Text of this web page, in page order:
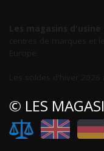
Les magasins d'usine
centres de marques et
Europe.
Les soldes d'hiver
© LES